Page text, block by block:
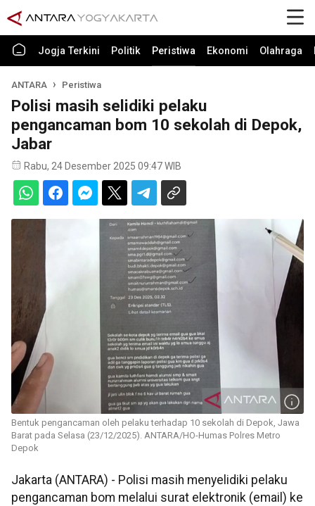
Jogja Terkini Politik Peristiwa Ekonomi Olahraga
ANTARA Peristiwa
Polisi masih selidiki pelaku
pengancaman bom 10 sekolah di Depok,
Jabar
Rabu, 24 Desember 2025 09:47 WIB
Bentuk pengancaman oleh pelaku terhadap 10 sekolah di Depok, Jawa
Barat pada Selasa (23/12/2025). ANTARA/HO-Humas Polres Metro
Depok
Jakarta (ANTARA) - Polisi masih menyelidiki pelaku
pengancaman bom melalui surat elektronik (email) ke